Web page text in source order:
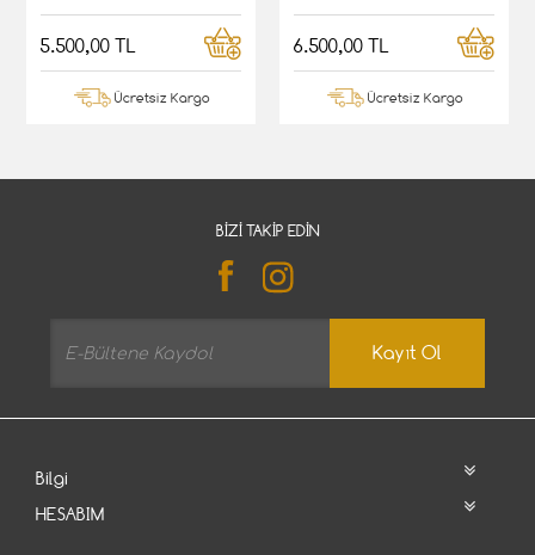
5.500,00 TL
Ücretsiz Kargo
6.500,00 TL
Ücretsiz Kargo
BIZI TAKIP EDIN
Kayıt Ol
Bilgi
HESABIM